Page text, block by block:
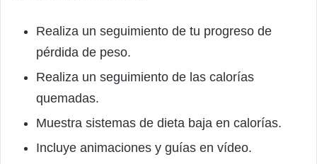
Realiza un seguimiento de tu progreso de
pérdida de peso.
Realiza un seguimiento de las calorías
quemadas.
Muestra sistemas de dieta baja en calorías.
Incluye animaciones y guías en vídeo.